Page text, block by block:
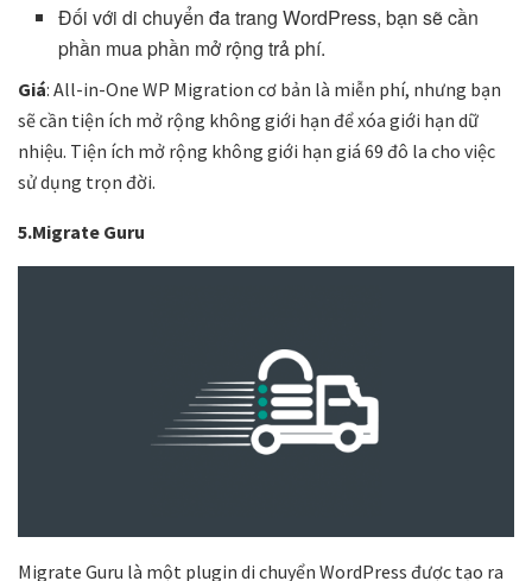
Đối với di chuyển đa trang WordPress, bạn sẽ cần
phần mua phần mở rộng trả phí.
Giá: All-in-One WP Migration cơ bản là miễn phí, nhưng bạn
sẽ cần tiện ích mở rộng không giới hạn để xóa giới hạn dữ
nhiệu. Tiện ích mở rộng không giới hạn giá 69 đô la cho việc
sử dụng trọn đời.
5.Migrate Guru
Migrate Guru là một plugin di chuyển WordPress được tạo ra